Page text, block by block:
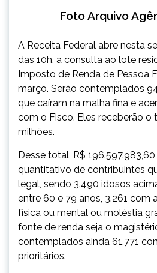
Foto Arquivo
A Receita Federal abre nesta
das 10h, a consulta ao lote
Imposto de Renda de Pessoa
março. Serão contemplados
que caíram na malha fina e
com o Fisco. Eles receberão o
milhões.
Desse total, R$
quantitativo de contribuintes
legal, sendo 3.490 idosos
entre 60 e 79 anos, 3.261 com
física ou mental ou moléstia
fonte de renda seja o
contemplados ainda 61.771
prioritários.